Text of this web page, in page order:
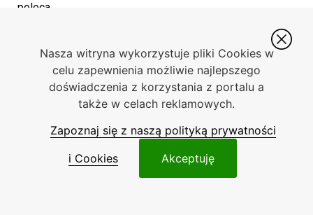
poleca
Nasza witryna wykorzystuje pliki Cookies w
celu zapewnienia możliwie najlepszego
doświadczenia z korzystania z portalu a
także w celach reklamowych.
Zapoznaj się z naszą polityką prywatności
i Cookies
Akceptuję